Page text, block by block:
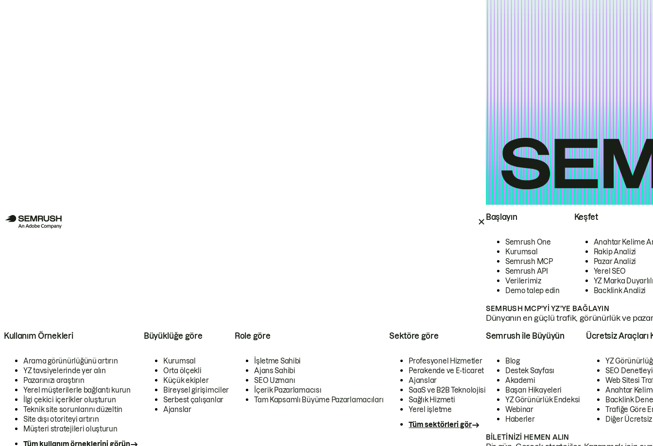
Başlayın
Semrush One
Kurumsal
Semrush MCP
Semrush API
Verilerimiz
Demo talep edin
Keşfet
Anahtar Kelime
Rakip Analizi
Pazar Analizi
Yerel SEO
YZ Marka
Backlink Analizi
SEMRUSH MCP'YI YZ'YE BAĞLAYIN
Dünyanın en güçlü trafik, görünürlük ve
Kullanım Örnekleri
Arama görünürlüğünü artırın
YZ tavsiyelerinde yer alın
Pazarınızı araştırın
Yerel müşterilerle bağlantı kurun
İlgi çekici içerikler oluşturun
Teknik site sorunlarını düzeltin
Site dışı otoriteyi artırın
Müşteri stratejileri oluşturun
Tüm kullanım örneklerini görün
Büyüklüğe göre
Kurumsal
Orta ölçekli
Küçük ekipler
Bireysel girişimciler
Serbest çalışanlar
Ajanslar
Role göre
İşletme Sahibi
Ajans Sahibi
SEO Uzmanı
İçerik Pazarlamacısı
Tam Kapsamlı Büyüme Pazarlamacıları
Sektöre göre
Profesyonel Hizmetler
Perakende ve E-ticaret
Ajanslar
SaaS ve B2B Teknolojisi
Sağlık Hizmeti
Yerel işletme
Tüm sektörleri gör
Semrush ile Büyüyün
Blog
Destek Sayfası
Akademi
Başarı Hikayeleri
YZ Görünürlük Endeksi
Webinar
Haberler
Ücretsiz Araçları
YZ
SEO
Web Sitesi
Anahtar
Backlink
Trafiğe Göre
Diğer
BILETINIZI HEMEN ALIN